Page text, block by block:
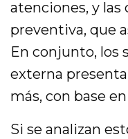
atenciones, y
preventiva, que
En conjunto, los
externa
más, con base
Si se analizan